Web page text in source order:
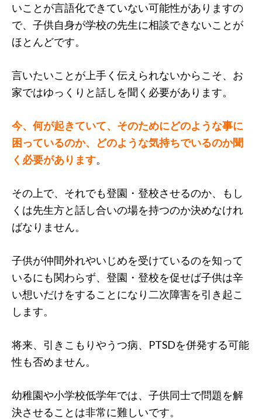
いことが言語化できていない可能性がありますの
で、子供自身が学校の先生に相談できないことが
ほとんどです。
言いたいことが上手く伝えられないからこそ、お
家ではゆっくりと話しを聞く必要があります。
今、何が起きていて、そのためにどのような事に
困っているのか、どのような気持ちでいるのか聞
く必要があります。
その上で、それでも登園・登校させるのか、もし
くは先生方と話し合いの場を持つのか決めなけれ
ばなりません。
子供が仲間外れやいじめを受けているのを知って
いるにも関わらず、登園・登校を促せば子供は辛
い想いだけをすることになり二次障害を引き起こ
します。
将来、引きこもりやうつ病、PTSDを併発する可能
性も否めません。
幼稚園や小学校低学年では、子供同士で問題を解
決させることは非常に難しいです。